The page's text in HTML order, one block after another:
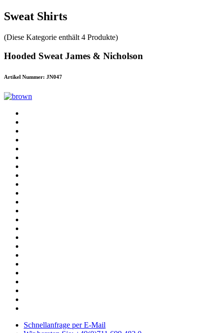
Sweat Shirts
(Diese Kategorie enthält 4 Produkte)
Hooded Sweat James & Nicholson
Artikel Nummer: JN047
Schnellanfrage per E-Mail